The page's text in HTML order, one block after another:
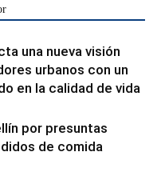
una nueva visión
urbanos con un
en la calidad de vida
por presuntas
de comida